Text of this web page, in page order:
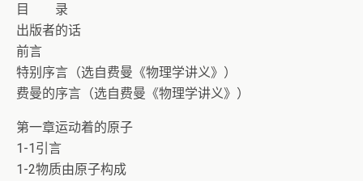
目 录
出版者的话
前言
特别序言（选自费曼《物理学讲义》）
费曼的序言（选自费曼《物理学讲义》）
第一章运动着的原子
1-1引言
1-2物质由原子构成